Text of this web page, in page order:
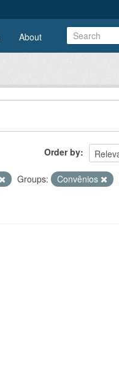
About
Order by
Groups: Convênios